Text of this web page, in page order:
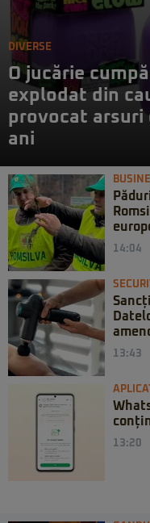
DIVERSE
O jucărie
explodat din
provocat arsuri
ani
14:04
13:43
13:20